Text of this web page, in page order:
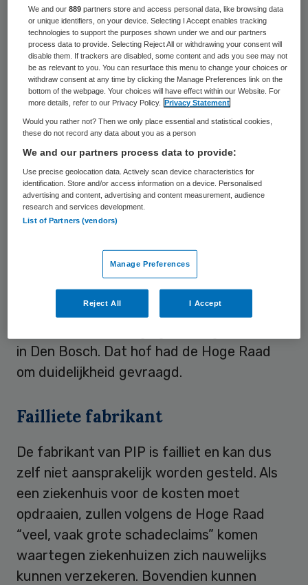
stellen. De Franse fabrikant, die inmiddels
failliet is, heeft jarenlang gesjoemeld met
de siliconen. Dat valt de ziekenhuizen en de
artsen niet te verwijten, zegt de Hoge
Raad.
Schadeclaim
Een van de slachtoffers was naar de
rechter gestapt. Zij had in 2000 PIP-
implantaten gekregen. In 2012 bleek het
implantaat in haar linkerborst te zijn
gescheurd. Ze wil het Jeroen Bosch
Ziekenhuis daarvoor aansprakelijk stellen.
De rechtbank wees haar claim af, waarna
in Den Bosch. Dat hof had de Hoge Raad
om duidelijkheid gevraagd.
Failliete fabrikant
De fabrikant van PIP is failliet en kan dus
zelf niet aansprakelijk worden gesteld. Als
een ziekenhuis voor de kosten moet
opdraaien, zullen volgens de Hoge Raad
“veel, vaak grote schadeclaims” komen
waartegen ziekenhuizen zich nauwelijks
kunnen verzekeren. Bovendien kunnen
We and our889 partners store and access personal data, like browsing data
or unique identifiers, on your device. Selecting I Accept enables tracking
technologies to support the purposes shown under we and our partners
process data to provide. Selecting Reject All or withdrawing your consent will
disable them. If trackers are disabled, some content and ads you see may not
be as relevant to you. You can resurface this menu to change your choices or
withdraw consent at any time by clicking the Manage Preferences link on the
bottom of the webpage. Your choices will have effect within our Website. For
more details, refer to our Privacy Policy.
Privacy Statement
Would you rather not? Then we only place essential and statistical cookies,
these do not record any data about you as a person
We and our partners process data to provide:
Use precise geolocation data. Actively scan device characteristics for
identification. Store and/or access information on a device. Personalised
advertising and content, advertising and content measurement, audience
research and services development.
List of Partners (vendors)
Manage Preferences
Reject All I Accept